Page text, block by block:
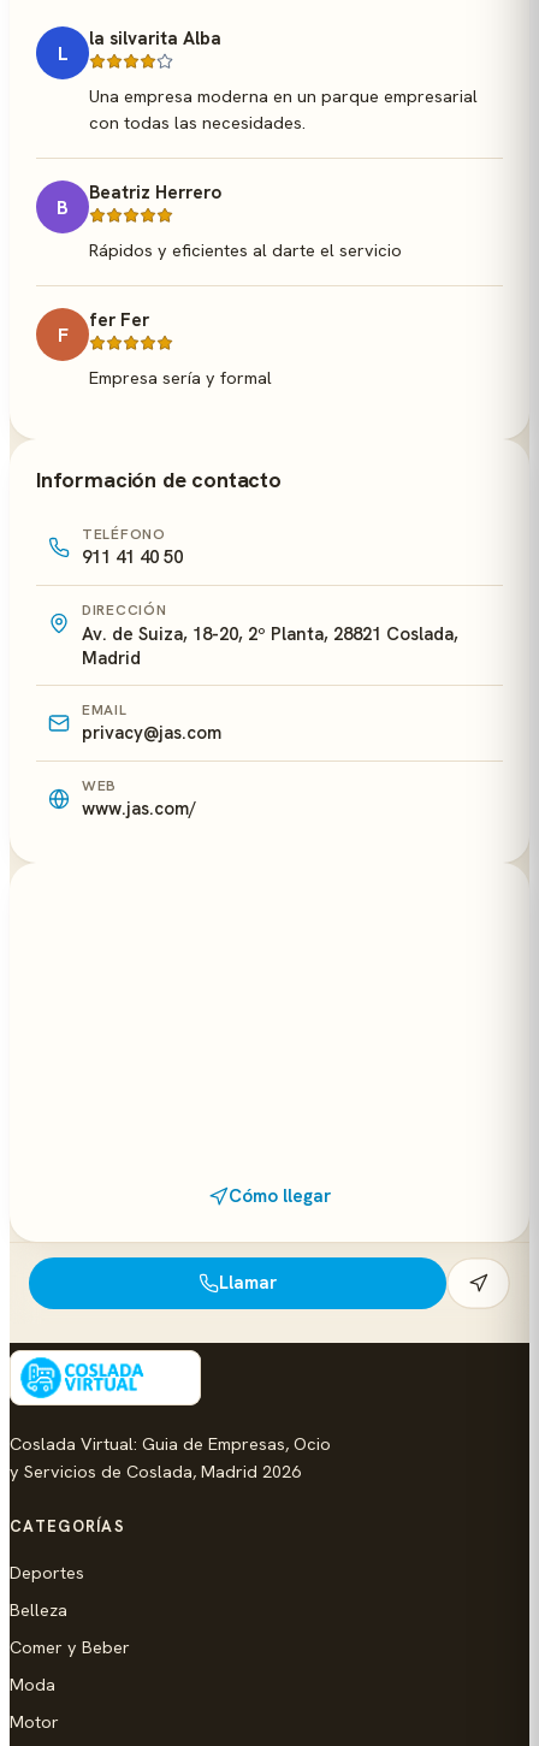
L
la silvarita Alba
Una empresa moderna en un parque empresarial
con todas las necesidades.
B
Beatriz Herrero
Rápidos y eficientes al darte el servicio
F
fer Fer
Empresa sería y formal
Información de contacto
TELÉFONO
911 41 40 50
DIRECCIÓN
Av. de Suiza, 18-20, 2º Planta, 28821 Coslada,
Madrid
EMAIL
privacy@jas.com
WEB
www.jas.com/
Cómo llegar
Llamar
Coslada Virtual: Guia de Empresas, Ocio
y Servicios de Coslada, Madrid 2026
CATEGORÍAS
Deportes
Belleza
Comer y Beber
Moda
Motor